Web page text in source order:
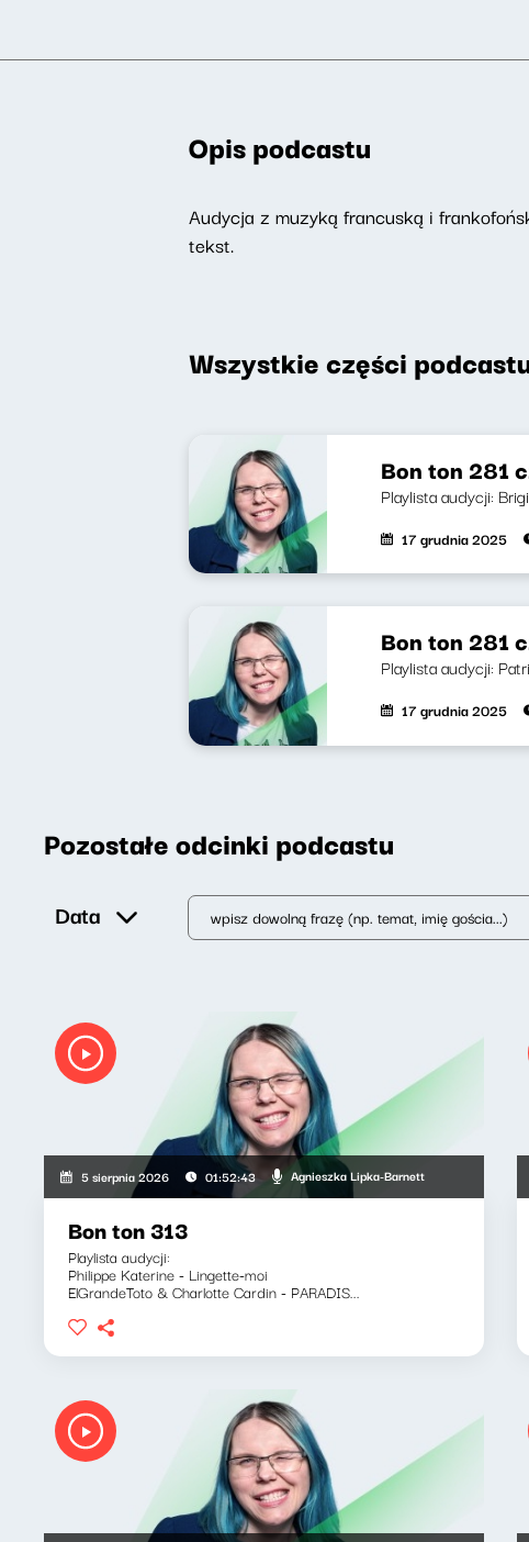
Opis podcastu
Audycja z muzyką francuską i
tekst.
Wszystkie części
Bon ton 281
Playlista audycji:
17 grudnia 2025
Bon ton 281
Playlista audycji:
17 grudnia 2025
Pozostałe odcinki podcastu
Data
5 sierpnia 2026 01:52:43 Agnieszka Lipka-Barnett
Bon ton 313
Playlista audycji:
Philippe Katerine - Lingette-moi
ElGrandeToto & Charlotte Cardin - PARADIS...